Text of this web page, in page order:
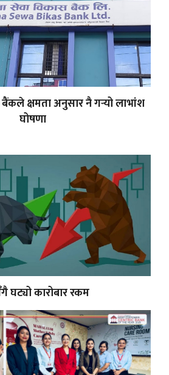
क्षमता अनुसार नै गर्‍यो लाभांश
घोषणा
घट्यो कारोबार रकम